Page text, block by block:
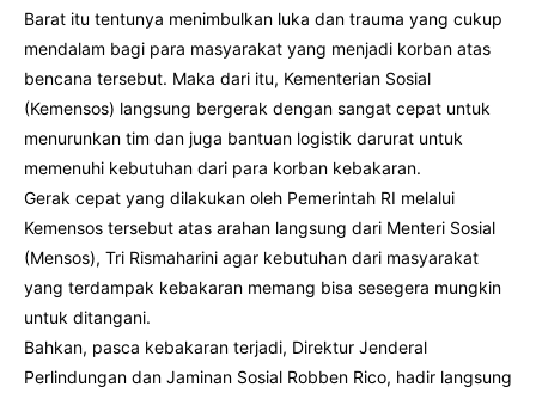
Barat itu tentunya menimbulkan luka dan trauma yang cukup
mendalam bagi para masyarakat yang menjadi korban atas
bencana tersebut. Maka dari itu, Kementerian Sosial
(Kemensos) langsung bergerak dengan sangat cepat untuk
menurunkan tim dan juga bantuan logistik darurat untuk
memenuhi kebutuhan dari para korban kebakaran.
Gerak cepat yang dilakukan oleh Pemerintah RI melalui
Kemensos tersebut atas arahan langsung dari Menteri Sosial
(Mensos), Tri Rismaharini agar kebutuhan dari masyarakat
yang terdampak kebakaran memang bisa sesegera mungkin
untuk ditangani.
Bahkan, pasca kebakaran terjadi, Direktur Jenderal
Perlindungan dan Jaminan Sosial Robben Rico, hadir langsung